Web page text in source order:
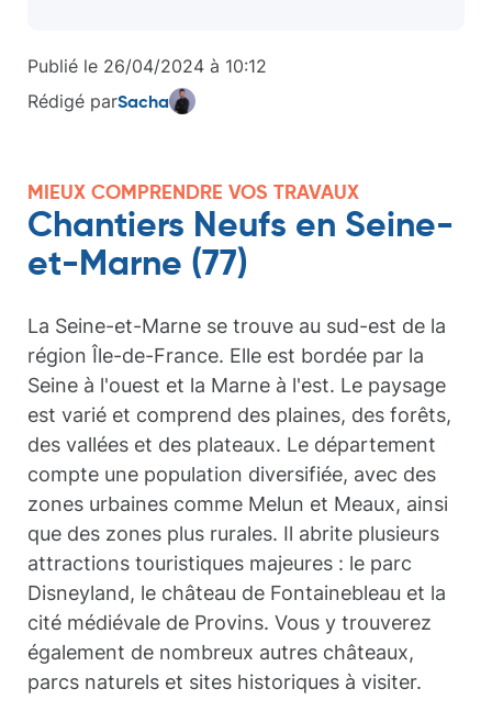
Publié le 26/04/2024 à 10:12
Rédigé parSacha
MIEUX COMPRENDRE VOS TRAVAUX
Chantiers Neufs en Seine-
et-Marne (77)
La Seine-et-Marne se trouve au sud-est de la
région Île-de-France. Elle est bordée par la
Seine à l'ouest et la Marne à l'est. Le paysage
est varié et comprend des plaines, des forêts,
des vallées et des plateaux. Le département
compte une population diversifiée, avec des
zones urbaines comme Melun et Meaux, ainsi
que des zones plus rurales. Il abrite plusieurs
attractions touristiques majeures : le parc
Disneyland, le château de Fontainebleau et la
cité médiévale de Provins. Vous y trouverez
également de nombreux autres châteaux,
parcs naturels et sites historiques à visiter.